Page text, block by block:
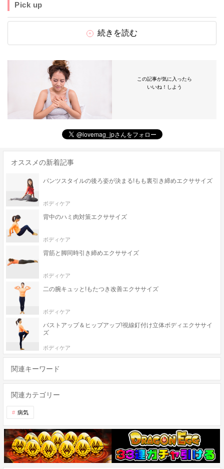
Pick up
続きを読む
この記事が気に入ったら
いいね！しよう
オススメの新着記事
パンツスタイルの後ろ姿が決まる!もも裏引き締めエクササイズ
ボディケア
背中のハミ肉対策エクササイズ
ボディケア
背筋と脚同時引き締めエクササイズ
ボディケア
二の腕キュッと!もたつき改善エクササイズ
ボディケア
バストアップ＆ヒップアップ!視線釘付け立体ボディエクササイ
ズ
ボディケア
関連キーワード
関連カテゴリー
病気